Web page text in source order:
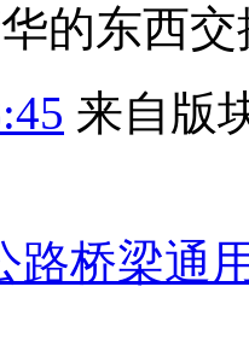
的东西
来自版
路桥梁通